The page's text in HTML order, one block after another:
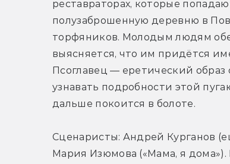
реставраторах, которые
полузаброшенную деревню в
торфяников. Молодым людям
выясняется, что им придётся
Псоглавец — еретический образ
узнавать подробности этой
дальше покоится в болоте.
Сценаристы: Андрей Курганов
Мария Изюмова («Мама, я